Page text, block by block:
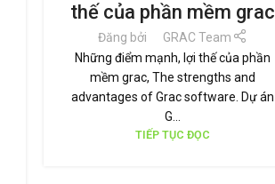
thế của phần mềm grac
Đăng bởi
GRAC Team
Những điểm mạnh, lợi thế của phần
mềm grac, The strengths and
advantages of Grac software. Dự án
G...
TIẾP TỤC ĐỌC